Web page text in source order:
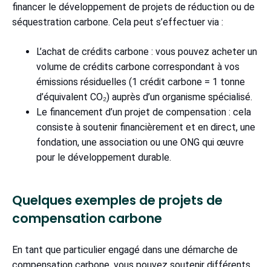
financer le développement de projets de réduction ou de
séquestration carbone. Cela peut s’effectuer via :
L’achat de crédits carbone : vous pouvez acheter un
volume de crédits carbone correspondant à vos
émissions résiduelles (1 crédit carbone = 1 tonne
d’équivalent CO₂) auprès d’un organisme spécialisé.
Le financement d’un projet de compensation : cela
consiste à soutenir financièrement et en direct, une
fondation, une association ou une ONG qui œuvre
pour le développement durable.
Quelques exemples de projets de
compensation carbone
En tant que particulier engagé dans une démarche de